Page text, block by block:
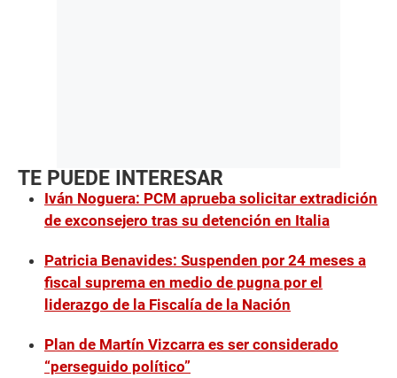
TE PUEDE INTERESAR
Iván Noguera: PCM aprueba solicitar extradición
de exconsejero tras su detención en Italia
Patricia Benavides: Suspenden por 24 meses a
fiscal suprema en medio de pugna por el
liderazgo de la Fiscalía de la Nación
Plan de Martín Vizcarra es ser considerado
“perseguido político”